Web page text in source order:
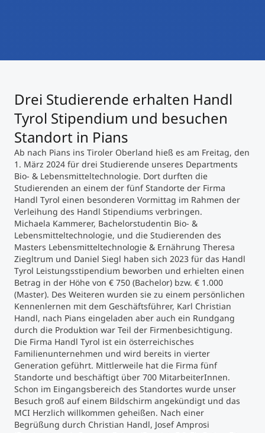
Study Finder Bachelor/Master
Masterclasses
Management-Seminare
Technische Weiterbildung
Maßgeschneiderte Programme
Studienberatung
Executive Education Finder
Drei Studierende erhalten Handl
Tyrol Stipendium und besuchen
Standort in Pians
Ab nach Pians ins Tiroler Oberland hieß es am Freitag, den
1. März 2024 für drei Studierende unseres Departments
Bio- & Lebensmitteltechnologie. Dort durften die
Studierenden an einem der fünf Standorte der Firma
Handl Tyrol einen besonderen Vormittag im Rahmen der
Verleihung des Handl Stipendiums verbringen.
Michaela Kammerer, Bachelorstudentin Bio- &
Lebensmitteltechnologie, und die Studierenden des
Masters Lebensmitteltechnologie & Ernährung Theresa
Ziegltrum und Daniel Siegl haben sich 2023 für das Handl
Tyrol Leistungsstipendium beworben und erhielten einen
Betrag in der Höhe von € 750 (Bachelor) bzw. € 1.000
(Master). Des Weiteren wurden sie zu einem persönlichen
Kennenlernen mit dem Geschäftsführer, Karl Christian
Handl, nach Pians eingeladen aber auch ein Rundgang
durch die Produktion war Teil der Firmenbesichtigung.
Die Firma Handl Tyrol ist ein österreichisches
Familienunternehmen und wird bereits in vierter
Generation geführt. Mittlerweile hat die Firma fünf
Standorte und beschäftigt über 700 MitarbeiterInnen.
Schon im Eingangsbereich des Standortes wurde unser
Besuch groß auf einem Bildschirm angekündigt und das
MCI Herzlich willkommen geheißen. Nach einer
Begrüßung durch Christian Handl, Josef Amprosi